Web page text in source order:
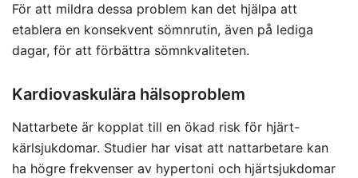
För att mildra dessa problem kan det hjälpa att
etablera en konsekvent sömnrutin, även på lediga
dagar, för att förbättra sömnkvaliteten.
Kardiovaskulära hälsoproblem
Nattarbete är kopplat till en ökad risk för hjärt-
kärlsjukdomar. Studier har visat att nattarbetare kan
ha högre frekvenser av hypertoni och hjärtsjukdomar